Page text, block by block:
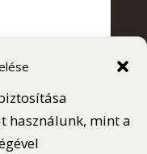
használunk, mint a
azÁSZF-et
.